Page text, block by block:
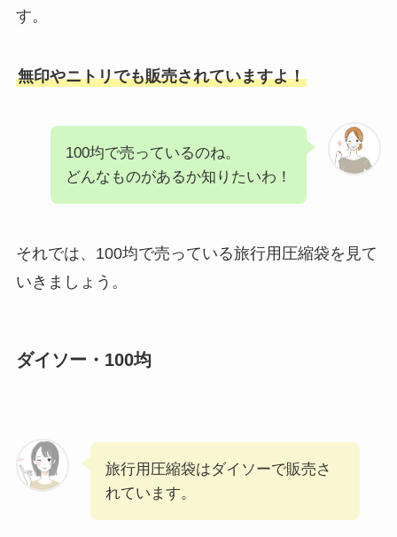
す。
無印やニトリでも販売されていますよ！
100均で売っているのね。
どんなものがあるか知りたいわ！
それでは、100均で売っている旅行用圧縮袋を見て
いきましょう。
ダイソー・100均
旅行用圧縮袋はダイソーで販売さ
れています。